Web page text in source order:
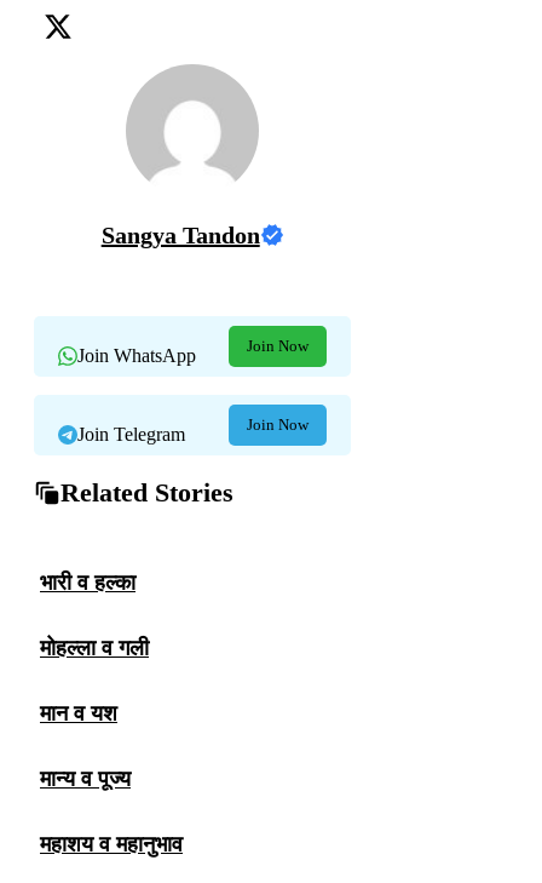
Sangya Tandon
Join WhatsApp Join Now
Join Telegram Join Now
Related Stories
भारी व हल्का
मोहल्ला व गली
मान व यश
मान्य व पूज्य
महाशय व महानुभाव